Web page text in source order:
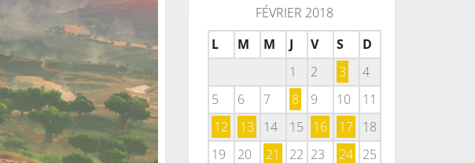
FÉVRIER 2018
L
M M J V S
D
1
2 3
4
5
6 7 8 9 10
11
12
13 14 15 16 17 18
19
20 21 22 23 24 25